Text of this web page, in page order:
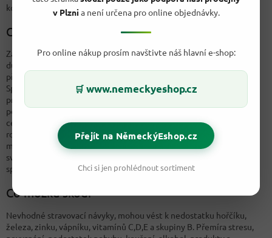
v Plznia není určena pro online objednávky.
Pro online nákup prosím navštivte náš hlavní e-shop:
🛒 www.nemeckyeshop.cz
Přejít na NěmeckýEshop.cz
Chci si jen prohlédnout sortiment
kognitivní funkce a pomoci udržet mozek v dobré kondici.
Co mozku prospívá
Základem je samozřejmě pestrá strava, která dodá tělu (i mozku)
důležité látky. Dopřejte si ji v pravidelných intervalech. K tomu
přidejte pohyb na čerstvém vzduchu, dostatek tekutin a spánku.
Správná výživa je klíčem k udržení mozku v optimální kondici a
prevenci onemocnění, jako je Alzheimerova choroba. Vybíráním
potravin bohatých na tyto prospěšné látky můžete podpořit
celkovou aktivitu mozku a vylepšit svůj životní prožitek. Vaše
rozhodnutí ohledně stravy mohou mít dlouhodobý dopad na váš
mozkový výkon a zdraví, takže je důležité vybrat si správně. Buďte
svým mozku nakloněni a dopřejte mu tu nejlepší péči pomocí
správných potravin.
Co mozku škodí
Nevhodné stravovací návyky, mohou vést k nedostatku hořčíku,
železa, zinku, vápníku, vitamínů C,D,E a skupiny B. Přemíra stresu,